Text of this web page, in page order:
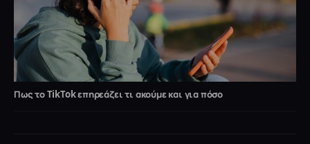
Πως το TikTok επηρεάζει τι ακούμε και για πόσο